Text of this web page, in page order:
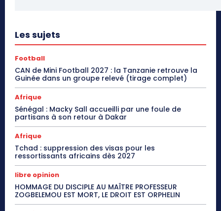
Les sujets
Football
CAN de Mini Football 2027 : la Tanzanie retrouve la
Guinée dans un groupe relevé (tirage complet)
Afrique
Sénégal : Macky Sall accueilli par une foule de
partisans à son retour à Dakar
Afrique
Tchad : suppression des visas pour les
ressortissants africains dès 2027
libre opinion
HOMMAGE DU DISCIPLE AU MAÎTRE PROFESSEUR
ZOGBELEMOU EST MORT, LE DROIT EST ORPHELIN